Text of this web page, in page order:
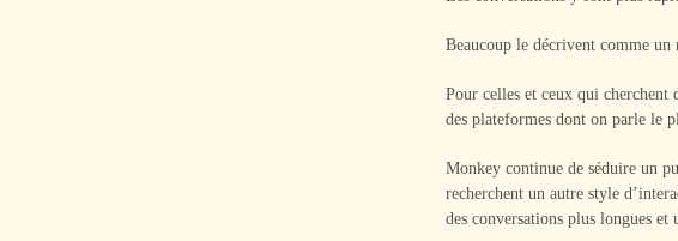
Beaucoup le décrivent comme un
Pour celles et ceux qui cherchent
des plateformes dont on parle le
Monkey continue de séduire un
recherchent un autre style
des conversations plus longues